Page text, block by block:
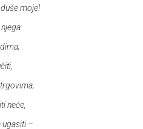
moje!
neće,
ugasiti –